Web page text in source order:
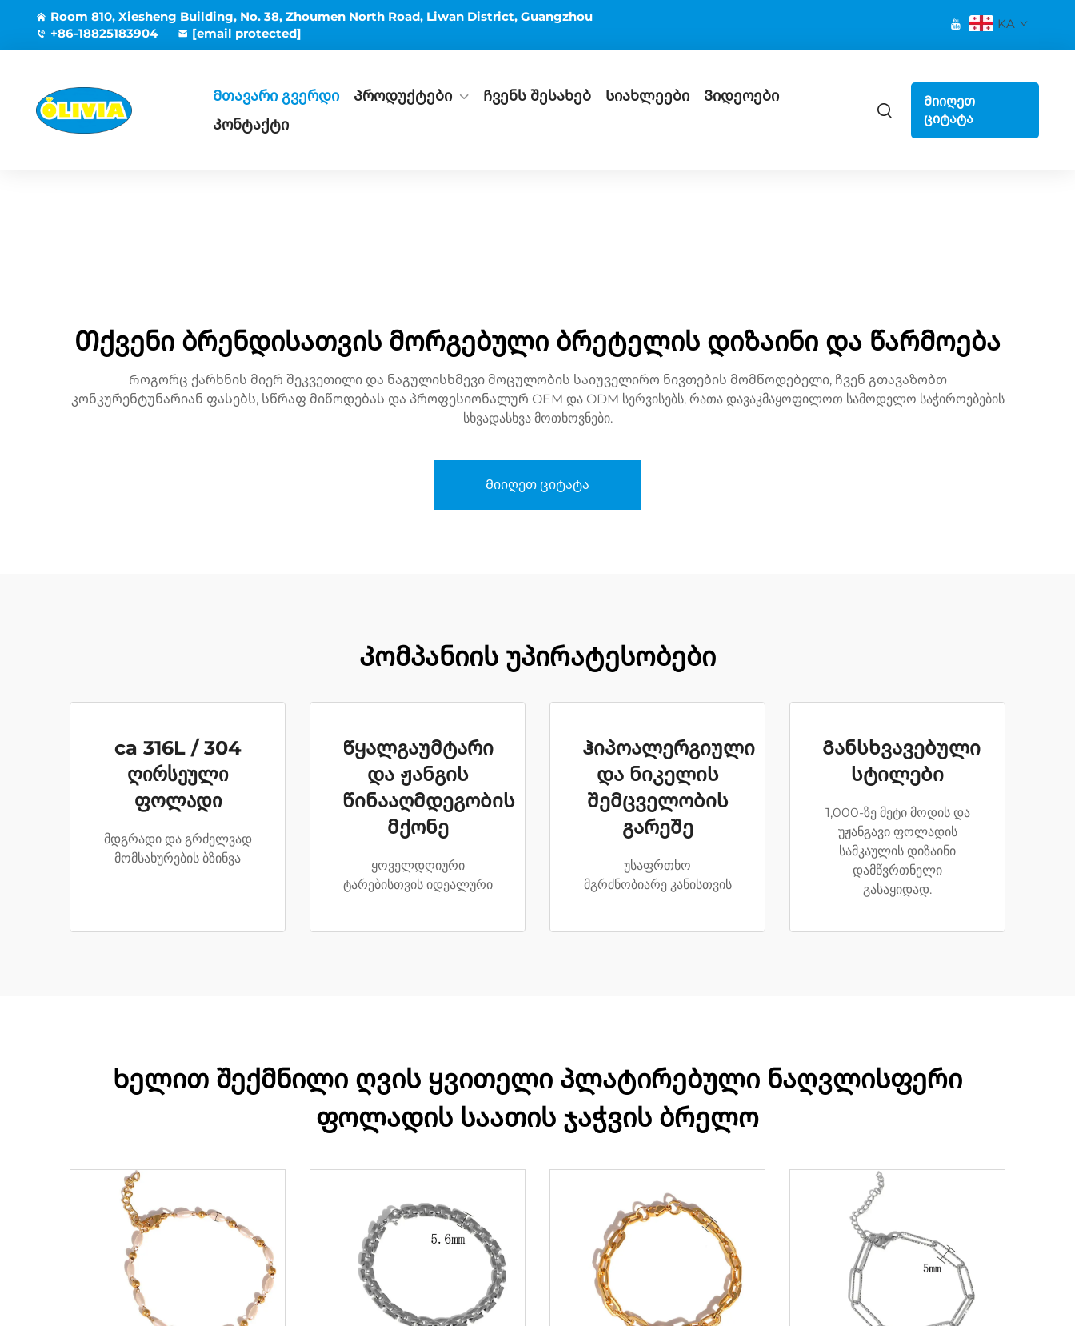
Room 810, Xiesheng Building, No. 38, Zhoumen North Road, Liwan District, Guangzhou
+86-18825183904
[email protected]
KA
Მთავარი გვერდი Პროდუქტები Ჩვენს შესახებ Სიახლეები
Ვიდეოები
Კონტაქტი
Მიიღეთ
ციტატა
Თქვენი ბრენდისათვის მორგებული ბრეტელის დიზაინი და წარმოება
Როგორც ქარხნის მიერ შეკვეთილი და ნაგულისხმევი მოცულობის საიუველირო ნივთების მომწოდებელი, ჩვენ გთავაზობთ
კონკურენტუნარიან ფასებს, სწრაფ მიწოდებას და პროფესიონალურ OEM და ODM სერვისებს, რათა დავაკმაყოფილოთ სამოდელო საჭიროებების
სხვადასხვა მოთხოვნები.
Მიიღეთ ციტატა
Კომპანიის უპირატესობები
ca 316L / 304
ღირსეული
ფოლადი
მდგრადი და გრძელვად
მომსახურების ბზინვა
Წყალგაუმტარი
და ჟანგის
წინააღმდეგობის
მქონე
ყოველდღიური
ტარებისთვის იდეალური
Ჰიპოალერგიული
და ნიკელის
შემცველობის
გარეშე
უსაფრთხო
მგრძნობიარე კანისთვის
Განსხვავებული
სტილები
1,000-ზე მეტი მოდის და
უჟანგავი ფოლადის
სამკაულის დიზაინი
დამწვრთნელი
გასაყიდად.
Ხელით შექმნილი ღვის ყვითელი პლატირებული ნაღვლისფერი
ფოლადის საათის ჯაჭვის ბრელო